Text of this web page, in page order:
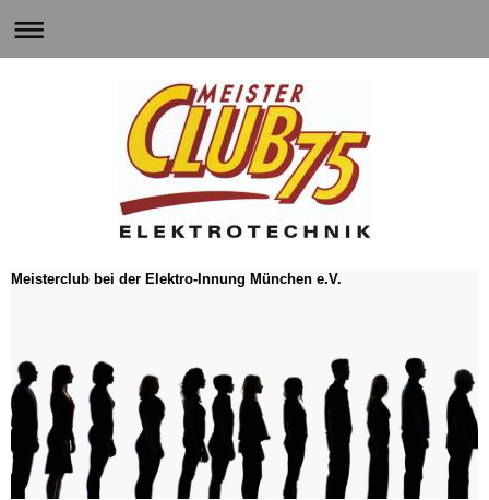
Meisterclub bei der Elektro-Innung München e.V.